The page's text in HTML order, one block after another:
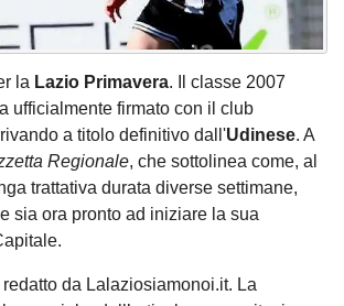
la Lazio Primavera. Il classe 2007
ufficialmente firmato con il club
a titolo definitivo dall'Udinese. A
Regionale, che sottolinea come, al
trattativa durata diverse settimane,
sia ora pronto ad iniziare la sua
da Lalaziosiamonoi.it. La